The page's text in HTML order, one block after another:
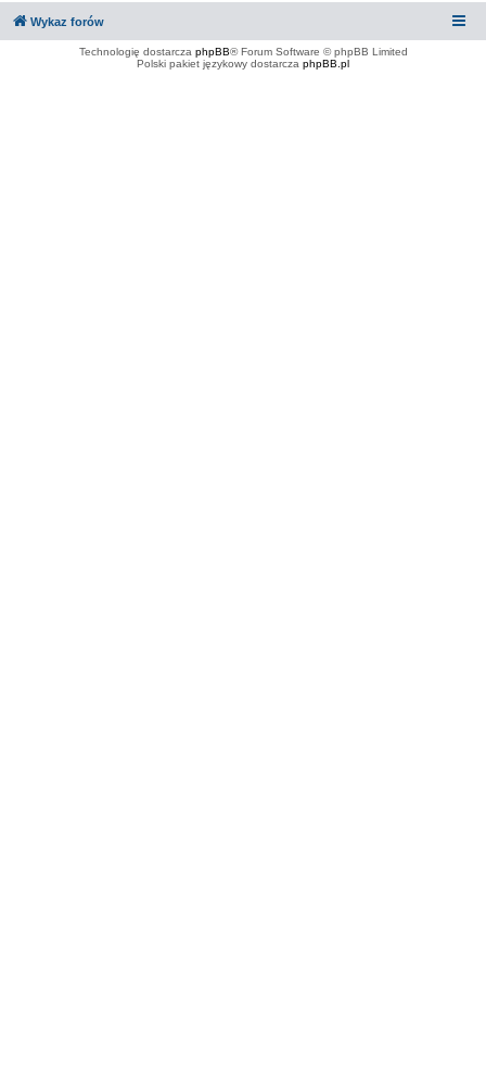
Wykaz forów
Technologię dostarcza phpBB® Forum Software © phpBB Limited
Polski pakiet językowy dostarcza phpBB.pl